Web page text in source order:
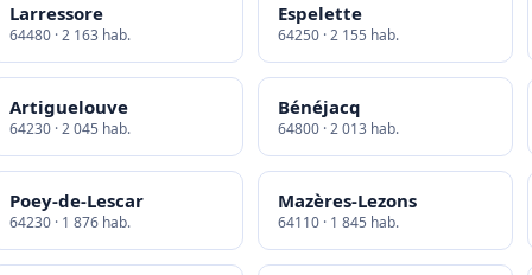
Larressore
64480 · 2 163 hab.
Espelette
64250 · 2 155 hab.
Artiguelouve
64230 · 2 045 hab.
Bénéjacq
64800 · 2 013 hab.
Poey-de-Lescar
64230 · 1 876 hab.
Mazères-Lezons
64110 · 1 845 hab.